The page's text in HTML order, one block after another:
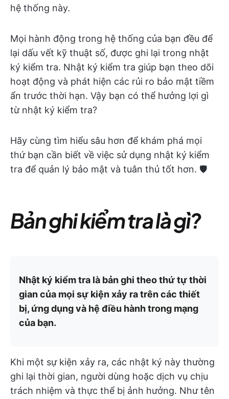
hệ thống này.
Mọi hành động trong hệ thống của bạn đều để
lại dấu vết kỹ thuật số, được ghi lại trong nhật
ký kiểm tra. Nhật ký kiểm tra giúp bạn theo dõi
hoạt động và phát hiện các rủi ro bảo mật tiềm
ẩn trước thời hạn. Vậy bạn có thể hưởng lợi gì
từ nhật ký kiểm tra?
Hãy cùng tìm hiểu sâu hơn để khám phá mọi
thứ bạn cần biết về việc sử dụng nhật ký kiểm
tra để quản lý bảo mật và tuân thủ tốt hơn. 🛡️
Bản ghi kiểm tra là gì?
Nhật ký kiểm tra là bản ghi theo thứ tự thời
gian của mọi sự kiện xảy ra trên các thiết
bị, ứng dụng và hệ điều hành trong mạng
của bạn.
Khi một sự kiện xảy ra, các nhật ký này thường
ghi lại thời gian, người dùng hoặc dịch vụ chịu
trách nhiệm và thực thể bị ảnh hưởng. Như tên